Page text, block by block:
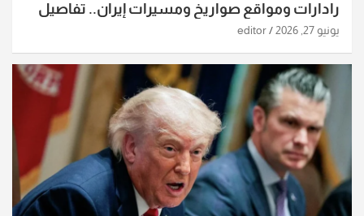
رادارات ومواقع صواريخ ومسيرات إيران.. تفاصيل
الساعات الماضية
يونيو 27, 2026 editor